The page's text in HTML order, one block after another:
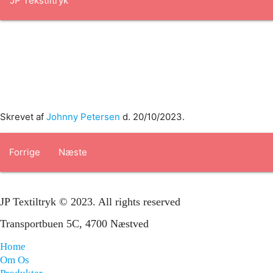
Skrevet af Johnny Petersen d. 20/10/2023.
Forrige Næste
JP Textiltryk © 2023. All rights reserved
Transportbuen 5C, 4700 Næstved
Home
Om Os